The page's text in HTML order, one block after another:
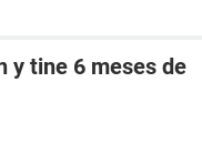
y tine 6 meses de